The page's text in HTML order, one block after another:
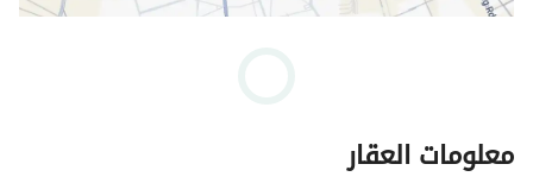
معلومات العقار